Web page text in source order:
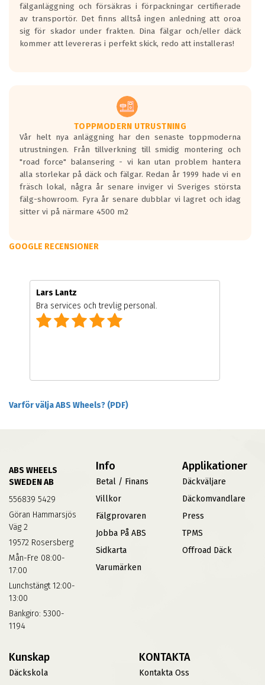
fälganläggning och försäkras i förpackningar certifierade
av transportör. Det finns alltså ingen anledning att oroa
sig för skador under frakten. Dina fälgar och/eller däck
kommer att levereras i perfekt skick, redo att installeras!
TOPPMODERN UTRUSTNING
Vår helt nya anläggning har den senaste toppmoderna
utrustningen. Från tillverkning till smidig montering och
"road force" balansering - vi kan utan problem hantera
alla storlekar på däck och fälgar. Redan år 1999 hade vi en
fräsch lokal, några år senare inviger vi Sveriges största
fälg-showroom. Fyra år senare dubblar vi lagret och idag
sitter vi på närmare 4500 m2
GOOGLE RECENSIONER
Lars Lantz
Bra services och trevlig personal.
Varför välja ABS Wheels? (PDF)
ABS WHEELS
SWEDEN AB
556839 5429
Göran Hammarsjös
Väg 2
19572 Rosersberg
Mån-Fre 08:00-
17:00
Lunchstängt 12:00-
13:00
Bankgiro: 5300-
1194
Info
Betal / Finans
Villkor
Fälgprovaren
Jobba På ABS
Sidkarta
Varumärken
Applikationer
Däckväljare
Däckomvandlare
Press
TPMS
Offroad Däck
Kunskap
Däckskola
KONTAKTA
Kontakta Oss